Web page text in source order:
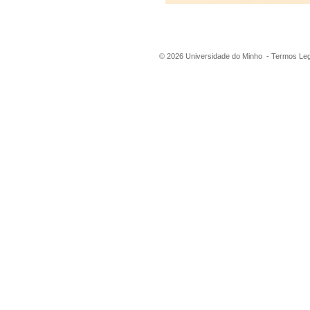
© 2026 Universidade do Minho - Termos